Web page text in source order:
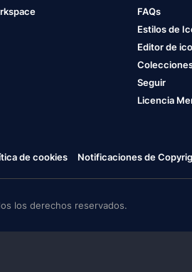
FAQs
Estilos de
Editor de
Seguir
Licencia
de cookies Notificaciones de
los derechos reservados.